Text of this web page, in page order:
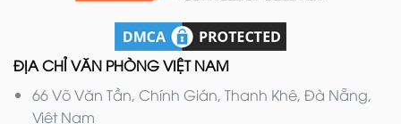
ĐỊA CHỈ VĂN PHÒNG VIỆT NAM
66 Võ Văn Tần, Chính Gián, Thanh Khê, Đà Nẵng,
Việt Nam